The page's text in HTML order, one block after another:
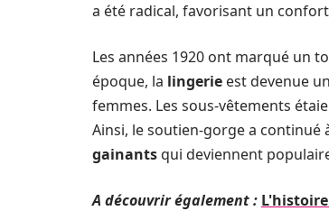
a été radical, favorisant un
Les années 1920 ont marqué un
époque, la lingerie est devenue
femmes. Les sous-vêtements
Ainsi, le soutien-gorge a continué
gainantsqui deviennent
A découvrir également :